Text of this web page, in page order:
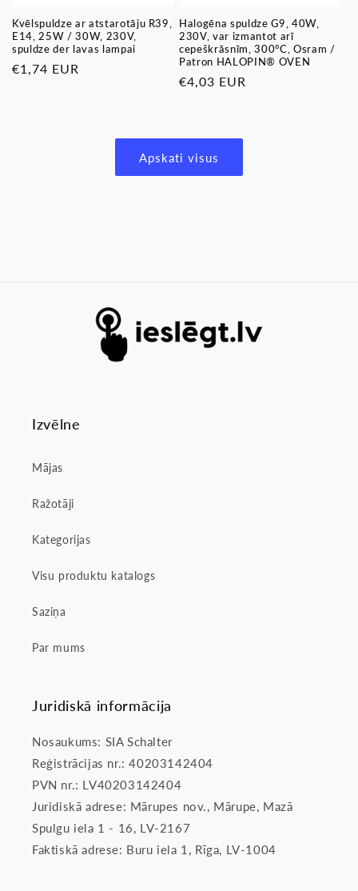
Kvēlspuldze ar atstarotāju R39,
E14, 25W / 30W, 230V,
spuldze der lavas lampai
Parastā
€1,74 EUR
Halogēna spuldze G9, 40W,
230V, var izmantot arī
cepeškrāsnīm, 300°C, Osram /
Patron HALOPIN® OVEN
Parastā
€4,03 EUR
Apskati visus
Izvēlne
Mājas
Ražotāji
Kategorijas
Visu produktu katalogs
Saziņa
Par mums
Juridiskā informācija
Nosaukums: SIA Schalter
Reģistrācijas nr.: 40203142404
PVN nr.: LV40203142404
Juridiskā adrese: Mārupes nov., Mārupe, Mazā
Spulgu iela 1 - 16, LV-2167
Faktiskā adrese: Buru iela 1, Rīga, LV-1004